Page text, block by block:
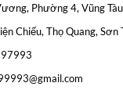
Phường 4, Vũng
Chiếu, Thọ Quang, Sơn